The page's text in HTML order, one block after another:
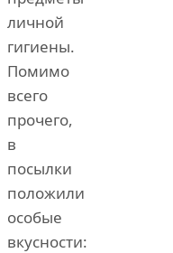
личной
гигиены.
Помимо
всего
прочего,
в
посылки
положили
особые
вкусности: